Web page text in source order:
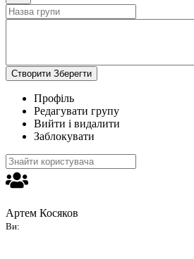
Створити Зберегти
Профіль
Редагувати групу
Вийти і видалити
Заблокувати
Артем Косяков
Ви: